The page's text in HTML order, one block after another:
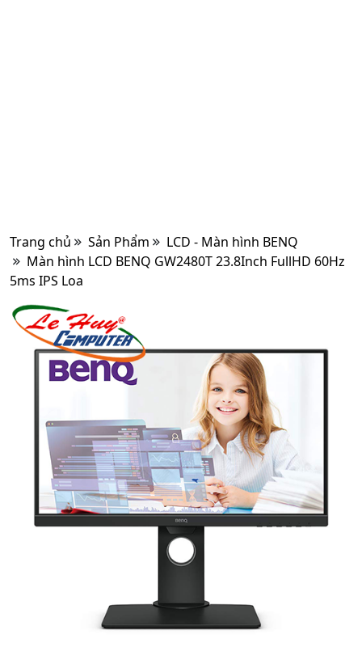
Trang chủ Sản Phẩm
LCD - Màn hình BENQ
Màn hình LCD BENQ GW2480T 23.8Inch FullHD 60Hz
5ms IPS Loa